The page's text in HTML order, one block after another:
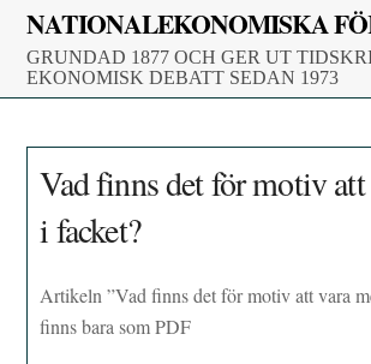
Skip
content
NATIONALEKONOMISKA
GRUNDAD 1877 OCH GER UT
EKONOMISK DEBATT SEDAN 1973
Vad finns det för motiv att
i facket?
Artikeln ”Vad finns det för motiv att vara
finns bara som PDF